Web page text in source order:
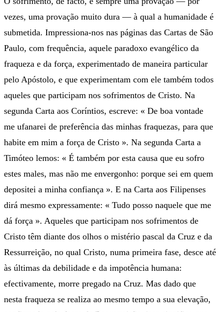
vezes, uma provação muito dura — à qual a humanidade é
submetida. Impressiona-nos nas páginas das Cartas de São
Paulo, com frequência, aquele paradoxo evangélico da
fraqueza e da força, experimentado de maneira particular
pelo Apóstolo, e que experimentam com ele também todos
aqueles que participam nos sofrimentos de Cristo. Na
segunda Carta aos Coríntios, escreve: « De boa vontade
me ufanarei de preferência das minhas fraquezas, para que
habite em mim a força de Cristo ». Na segunda Carta a
Timóteo lemos: « É também por esta causa que eu sofro
estes males, mas não me envergonho: porque sei em quem
depositei a minha confiança ». E na Carta aos Filipenses
dirá mesmo expressamente: « Tudo posso naquele que me
dá força ». Aqueles que participam nos sofrimentos de
Cristo têm diante dos olhos o mistério pascal da Cruz e da
Ressurreição, no qual Cristo, numa primeira fase, desce até
às últimas da debilidade e da impotência humana:
efectivamente, morre pregado na Cruz. Mas dado que
nesta fraqueza se realiza ao mesmo tempo a sua elevação,